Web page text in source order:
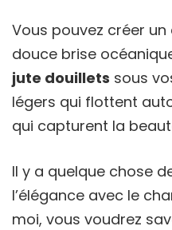
Vous pouvez créer
douce brise
jute douillets sous
légers qui flottent
qui capturent la
Il y a quelque chose
l’élégance avec le
moi, vous voudrez